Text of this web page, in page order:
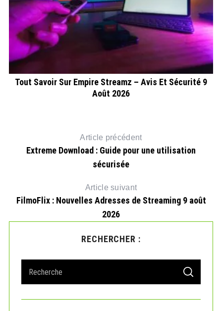
Tout Savoir Sur Empire Streamz – Avis Et Sécurité 9
Août 2026
Article précédent
Extreme Download : Guide pour une utilisation
sécurisée
Article suivant
FilmoFlix : Nouvelles Adresses de Streaming 9 août
2026
RECHERCHER :
a
r
S
A
C